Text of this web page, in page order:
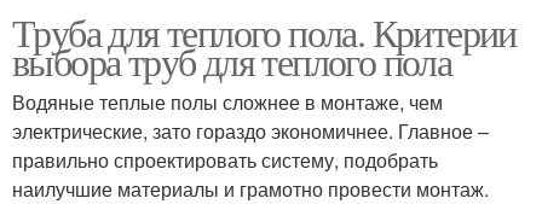
Труба для теплого пола. Критерии
выбора труб для теплого пола
Водяные теплые полы сложнее в монтаже, чем
электрические, зато гораздо экономичнее. Главное –
правильно спроектировать систему, подобрать
наилучшие материалы и грамотно провести монтаж.